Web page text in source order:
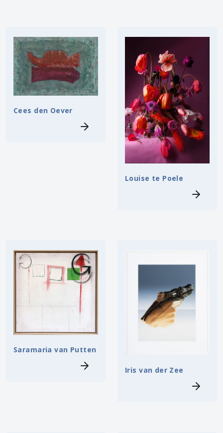
Cees den Oever
Louise te Poele
Saramaria van Putten
Iris van der Zee